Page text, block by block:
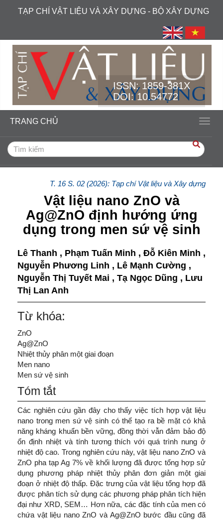
##plugins.themes.academic_free.accessible_menu.label##
##plugins.themes.academic_free.accessible_menu.sidebar##
TẠP CHÍ VẬT LIỆU VÀ XÂY DỰNG - BỘ XÂY DỰNG
ISSN:1859-381X
DOI: 10.54772
TRANG CHỦ
T. 16 S. 02 (2026): Tạp chí Vật liệu và Xây dựng
Vật liệu nano ZnO và
Ag@ZnO định hướng ứng
dụng trong men sứ vệ sinh
Lê Thanh , Phạm Tuấn Minh , Đỗ Kiên Minh ,
Nguyễn Phương Linh , Lê Mạnh Cường ,
Nguyễn Thị Tuyết Mai , Tạ Ngọc Dũng , Lưu
Thị Lan Anh
Từ khóa:
ZnO
Ag@ZnO
Nhiệt thủy phân một giai đoạn
Men nano
Men sứ vệ sinh
Tóm tắt
Các nghiên cứu gần đây cho thấy việc tích hợp vật liệu
nano trong men sứ vệ sinh có thể tạo ra bề mặt có khả
năng kháng khuẩn bền vững, đồng thời vẫn đảm bảo độ
ổn định nhiệt và tính tương thích với quá trình nung ở
nhiệt độ cao. Trong nghiên cứu này, vật liệu nano ZnO và
ZnO pha tạp Ag 7% về khối lượng đã được tổng hợp sử
dụng phương pháp nhiệt thủy phân đơn giản một giai
đoạn ở nhiệt độ thấp. Đặc trưng của vật liệu tổng hợp đã
được phân tích sử dụng các phương pháp phân tích hiện
đại như XRD, SEM… Hơn nữa, các đặc tính của men có
chứa vật liệu nano ZnO và Ag@ZnO bước đầu cũng đã